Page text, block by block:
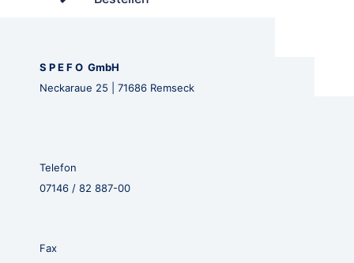
S P E F O GmbH
Neckaraue 25 | 71686 Remseck
Telefon
07146 / 82 887-00
Fax